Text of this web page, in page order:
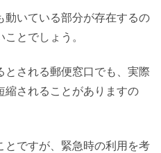
動いている部分が存在するの
とでしょう。
とされる郵便窓口でも、実際
縮されることがありますの
とですが、緊急時の利用を考